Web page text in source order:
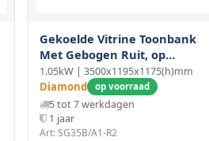
Gekoelde Vitrine Toonbank
Met Gebogen Ruit, op
Sokkels
1.05kW | 3500x1195x1175(h)mm
Diamond op voorraad
5 tot 7 werkdagen
1 jaar
Art: SG35B/A1-R2